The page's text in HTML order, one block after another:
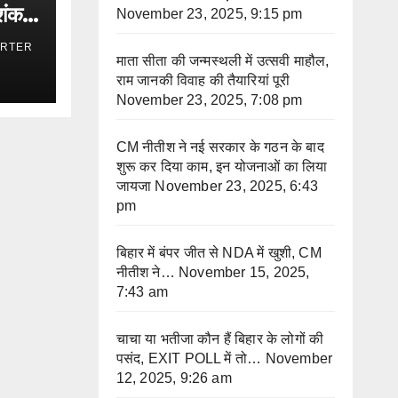
November 23, 2025, 9:15 pm
माता सीता की जन्मस्थली में उत्सवी माहौल,
राम जानकी विवाह की तैयारियां पूरी
November 23, 2025, 7:08 pm
CM नीतीश ने नई सरकार के गठन के बाद
शुरू कर दिया काम, इन योजनाओं का लिया
जायजा November 23, 2025, 6:43
pm
बिहार में बंपर जीत से NDA में खुशी, CM
नीतीश ने… November 15, 2025,
7:43 am
चाचा या भतीजा कौन हैं बिहार के लोगों की
पसंद, EXIT POLL में तो… November
12, 2025, 9:26 am